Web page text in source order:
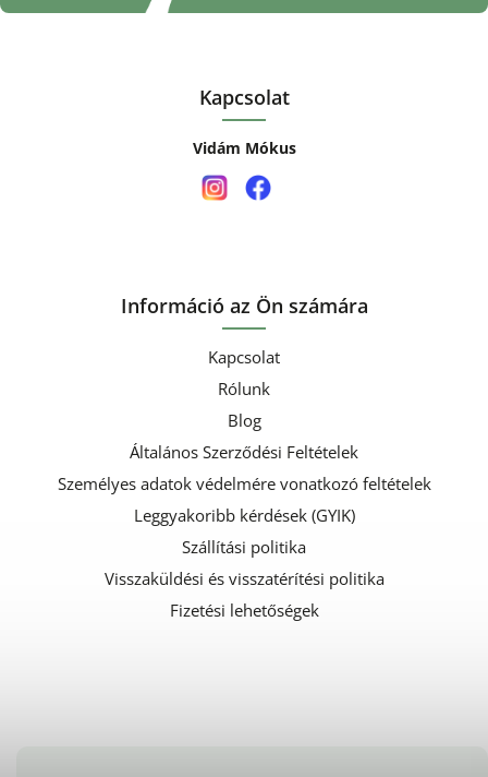
Kapcsolat
Vidám Mókus
Információ az Ön számára
Kapcsolat
Rólunk
Blog
Általános Szerződési Feltételek
Személyes adatok védelmére vonatkozó feltételek
Leggyakoribb kérdések (GYIK)
Szállítási politika
Visszaküldési és visszatérítési politika
Fizetési lehetőségek